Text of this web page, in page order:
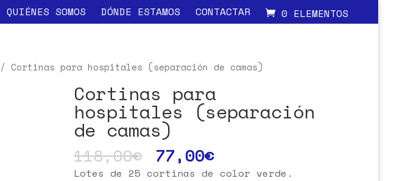
QUIÉNES SOMOS DÓNDE ESTAMOS CONTACTAR
0 ELEMENTOS
/ Cortinas para hospitales (separación de camas)
Cortinas para
hospitales (separación
de camas)
118,00€ 77,00€
Lotes de 25 cortinas de color verde.